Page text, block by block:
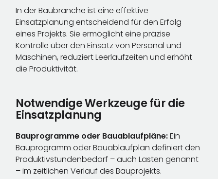
In der Baubranche ist eine effektive
Einsatzplanung entscheidend für den Erfolg
eines Projekts. Sie ermöglicht eine präzise
Kontrolle über den Einsatz von Personal und
Maschinen, reduziert Leerlaufzeiten und erhöht
die Produktivität.
Notwendige Werkzeuge für die
Einsatzplanung
Bauprogramme oder Bauablaufpläne:Ein
Bauprogramm oder Bauablaufplan definiert den
Produktivstundenbedarf – auch Lasten genannt
– im zeitlichen Verlauf des Bauprojekts.